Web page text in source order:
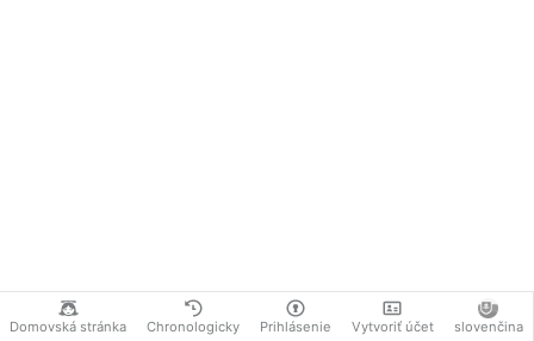
Domovská stránka Chronologicky Prihlásenie Vytvoriť účet slovenčina